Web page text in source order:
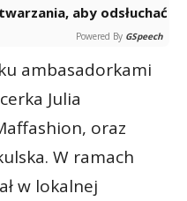
Powered By GSpeech
ambasadorkami
Julia
oraz
W ramach
w lokalnej